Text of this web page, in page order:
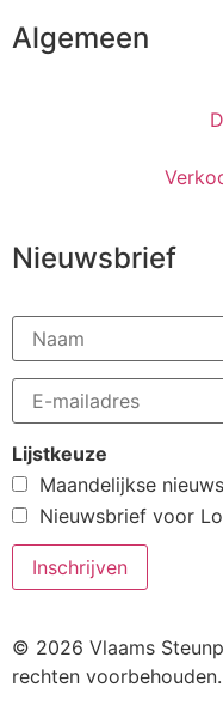
Algemeen
Nieuwsbrief
Lijstkeuze
Maandelijkse
Nieuwsbrief voor
© 2026 Vlaams
rechten voorbehouden.